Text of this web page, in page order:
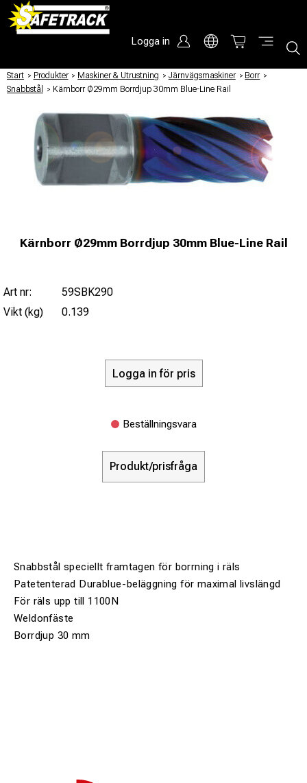
Logga in
Start / Produkter / Maskiner & Utrustning / Järnvägsmaskiner / Borr /
Snabbstål
/ Kärnborr Ø29mm Borrdjup 30mm Blue-Line Rail
Kärnborr Ø29mm Borrdjup 30mm Blue-Line Rail
Art nr:
59SBK290
Vikt (kg)
0.139
Logga in för pris
Beställningsvara
Produkt/prisfråga
Snabbstål speciellt framtagen för borrning i räls
Patetenterad Durablue-beläggning för maximal livslängd
För räls upp till 1100N
Weldonfäste
Borrdjup 30 mm